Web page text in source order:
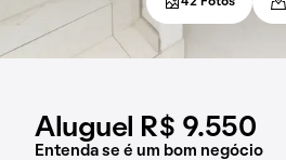
Aluguel R$ 9.550
Entenda se é um bom negócio
42 Fotos